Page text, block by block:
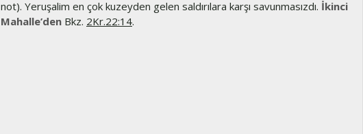
not). Yeruşalim en çok kuzeyden gelen saldırılara karşı savunmasızdı. İkinci
Mahalle’den Bkz. 2Kr.22:14.